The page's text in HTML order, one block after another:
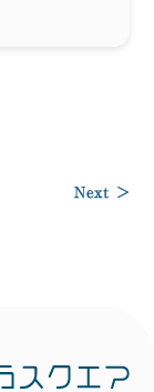
Next >